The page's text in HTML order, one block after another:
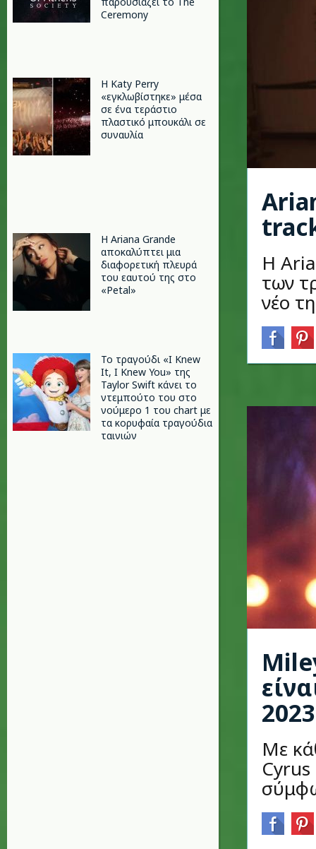
Ceremony
H Katy Perry
«εγκλωβίστηκε» μέσα
σε ένα τεράστιο
πλαστικό μπουκάλι σε
συναυλία
Η Ariana Grande
αποκαλύπτει μια
διαφορετική πλευρά
του εαυτού της στο
«Petal»
Το τραγούδι «I Knew
It, I Knew You» της
Taylor Swift κάνει το
ντεμπούτο του στο
νούμερο 1 του chart με
τα κορυφαία τραγούδια
ταινιών
Η
των
νέο
Με
Cyrus